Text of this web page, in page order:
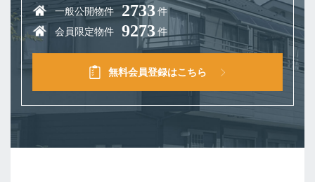
一般公開物件 2733 件
会員限定物件
9273 件
無料会員登録はこちら